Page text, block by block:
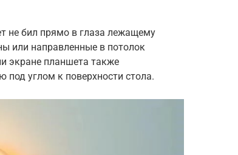
не бил прямо в глаза лежащему
или направленные в потолок
экране планшета также
углом к поверхности стола.